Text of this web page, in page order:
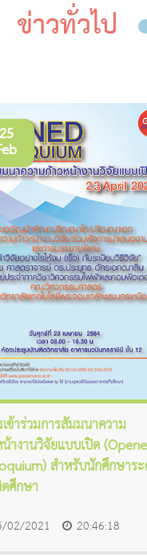
ข่าวทั่วไป
25
ข้าร่วมการสัมมนาความ
างานวิจัยแบบเปิด
สำหรับนักศึกษาร
ศึกษา
02/2021 20:46:18